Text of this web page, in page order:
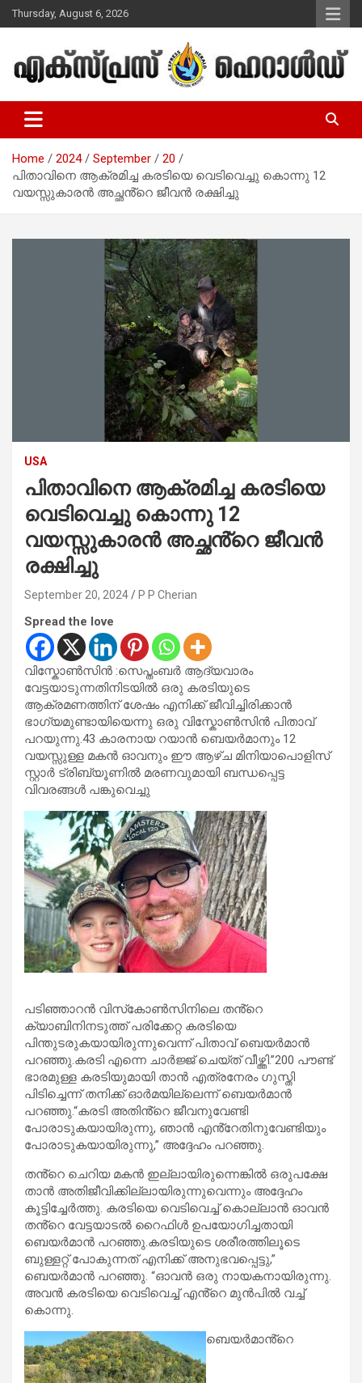
Skip
to
Thursday, August 6, 2026
Express Herald – Malayalam
Christian News
Home 2024 September
20
പിതാവിനെ ആക്രമിച്ച കരടിയെ വെടിവെച്ചു കൊന്നു 12
വയസ്സുകാരൻ അച്ഛൻ്റെ ജീവൻ രക്ഷിച്ചു
USA
പിതാവിനെ ആക്രമിച്ച കരടിയെ
വെടിവെച്ചു കൊന്നു 12
വയസ്സുകാരൻ അച്ഛൻ്റെ ജീവൻ
രക്ഷിച്ചു
September 20, 2024 P P Cherian
Spread the love
വിസ്കോൺസിൻ :സെപ്തംബർ ആദ്യവാരം
വേട്ടയാടുന്നതിനിടയിൽ ഒരു കരടിയുടെ
ആക്രമണത്തിന് ശേഷം എനിക്ക് ജീവിച്ചിരിക്കാൻ
ഭാഗ്യമുണ്ടായിയെന്നു ഒരു വിസ്കോൺസിൻ പിതാവ്
പറയുന്നു.43 കാരനായ റയാൻ ബെയർമാനും 12
വയസ്സുള്ള മകൻ ഓവനും ഈ ആഴ്ച മിനിയാപൊളിസ്
സ്റ്റാർ ട്രിബ്യൂണിൽ മരണവുമായി ബന്ധപ്പെട്ട
വിവരങ്ങൾ പങ്കുവെച്ചു
പടിഞ്ഞാറൻ വിസ്‌കോൺസിനിലെ തൻ്റെ
ക്യാബിനിനടുത്ത് പരിക്കേറ്റ കരടിയെ
പിന്തുടരുകയായിരുന്നുവെന്ന് പിതാവ് ബെയർമാൻ
പറഞ്ഞു.കരടി എന്നെ ചാർജ്ജ് ചെയ്ത് വീഴ്ത്തി.”200 പൗണ്ട്
ഭാരമുള്ള കരടിയുമായി താൻ എത്രനേരം ഗുസ്തി
പിടിച്ചെന്ന് തനിക്ക് ഓർമയില്ലെന്ന് ബെയർമാൻ
പറഞ്ഞു.“കരടി അതിൻ്റെ ജീവനുവേണ്ടി
പോരാടുകയായിരുന്നു, ഞാൻ എൻ്റേതിനുവേണ്ടിയും
പോരാടുകയായിരുന്നു,” അദ്ദേഹം പറഞ്ഞു.
തൻ്റെ ചെറിയ മകൻ ഇല്ലായിരുന്നെങ്കിൽ ഒരുപക്ഷേ
താൻ അതിജീവിക്കില്ലായിരുന്നുവെന്നും അദ്ദേഹം
കൂട്ടിച്ചേർത്തു. കരടിയെ വെടിവെച്ച് കൊല്ലാൻ ഓവൻ
തൻ്റെ വേട്ടയാടൽ റൈഫിൾ ഉപയോഗിച്ചതായി
ബെയർമാൻ പറഞ്ഞു.കരടിയുടെ ശരീരത്തിലൂടെ
ബുള്ളറ്റ് പോകുന്നത് എനിക്ക് അനുഭവപ്പെട്ടു,”
ബെയർമാൻ പറഞ്ഞു. “ഓവൻ ഒരു നായകനായിരുന്നു.
അവൻ കരടിയെ വെടിവെച്ച് എൻ്റെ മുൻപിൽ വച്ച്
കൊന്നു.
ബെയർമാൻ്റെ